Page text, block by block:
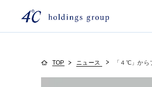
TOP ニュース 「４℃」か